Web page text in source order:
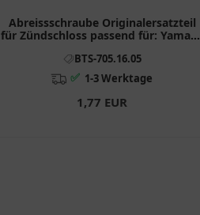
Abreissschraube Originalersatzteil
für Zündschloss passend für: Yamaha
BTS-705.16.05
✅ 1-3 Werktage
1,77 EUR